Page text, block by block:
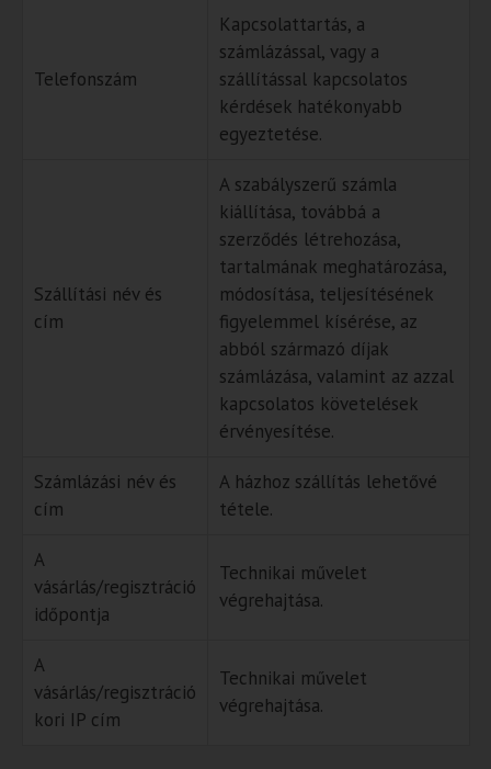
Telefonszám
Kapcsolattartás, a
számlázással, vagy a
szállítással kapcsolatos
kérdések hatékonyabb
egyeztetése.
Szállítási név és
cím
A szabályszerű számla
kiállítása, továbbá a
szerződés létrehozása,
tartalmának meghatározása,
módosítása, teljesítésének
figyelemmel kísérése, az
abból származó díjak
számlázása, valamint az azzal
kapcsolatos követelések
érvényesítése.
Számlázási név és
cím
A házhoz szállítás lehetővé
tétele.
A
vásárlás/regisztráció
időpontja
Technikai művelet
végrehajtása.
A
vásárlás/regisztráció
kori IP cím
Technikai művelet
végrehajtása.